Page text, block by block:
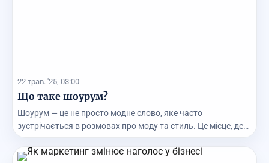
22 трав. '25, 03:00
Що таке шоурум?
Шоурум — це не просто модне слово, яке часто
зустрічається в розмовах про моду та стиль. Це місце, де